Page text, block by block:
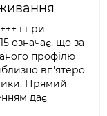
і при
означає, що за
профілю
вп'ятеро
Прямий
дає